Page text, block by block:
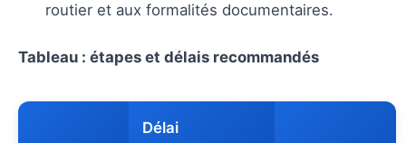
routier et aux formalités documentaires.
Tableau : étapes et délais recommandés
Délai